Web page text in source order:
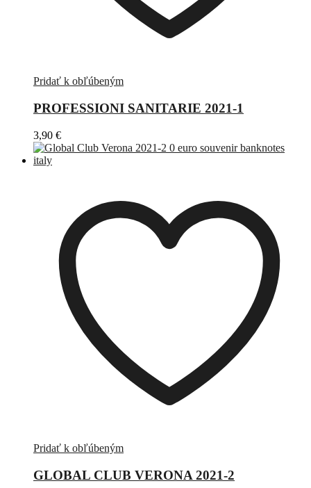
Pridať k obľúbeným
PROFESSIONI SANITARIE 2021-1
3,90 €
Pridať k obľúbeným
GLOBAL CLUB VERONA 2021-2